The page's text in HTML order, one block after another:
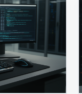
структуры и
В